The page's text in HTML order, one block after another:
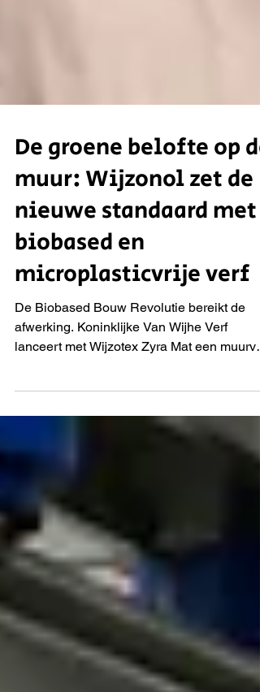
De groene belofte op de
muur: Wijzonol zet de
nieuwe standaard met
biobased en
microplasticvrije verf
lanceert met Wijzotex Zyra Mat een
microplasticvrij is. In de serie 'Op weg naar
Reinier van den Berg met Ron Hulst de
complexe chemie achter dit product. Van
tot praktijk: de transitie van land tot pand is
nu technisch volwassen. Houd de BBR en
LinkedIn in de gaten voor deze aflevering!